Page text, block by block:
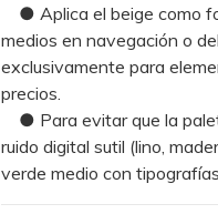
● Aplica el beige como
medios en navegación o
exclusivamente para
precios.
● Para evitar que la
ruido digital sutil (lino,
verde medio con